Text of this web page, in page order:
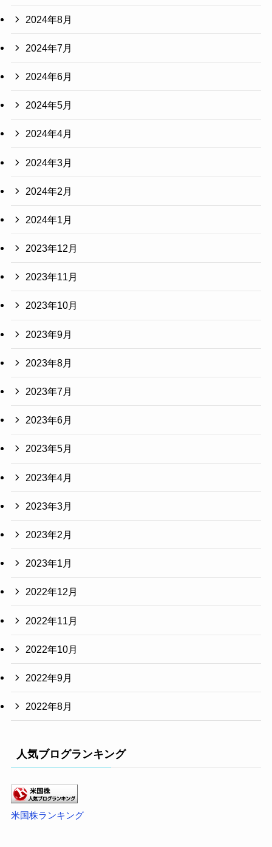
2024年8月
2024年7月
2024年6月
2024年5月
2024年4月
2024年3月
2024年2月
2024年1月
2023年12月
2023年11月
2023年10月
2023年9月
2023年8月
2023年7月
2023年6月
2023年5月
2023年4月
2023年3月
2023年2月
2023年1月
2022年12月
2022年11月
2022年10月
2022年9月
2022年8月
人気ブログランキング
米国株ランキング